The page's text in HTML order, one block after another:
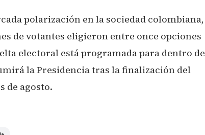
polarización en la sociedad colombiana,
de votantes eligieron entre once opciones
electoral está programada para dentro de
la Presidencia tras la finalización del
de agosto.